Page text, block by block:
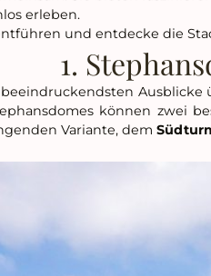
erleben.
und entdecke die
1.
können zwei
Variante, dem